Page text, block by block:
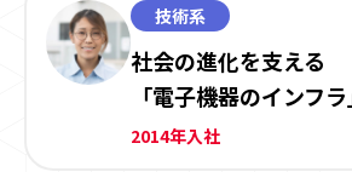
技術系
社会の進化を支える
「電子機器のインフ
2014年入社